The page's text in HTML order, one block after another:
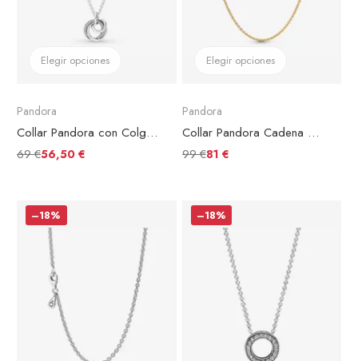
Elegir opciones
Pandora
Collar Pandora con Colgante Círculo Familiar Siempre
69 €56,50 €
Elegir opciones
Pandora
Collar Pandora Cadena de Cable
99 €81 €
–18% –18%